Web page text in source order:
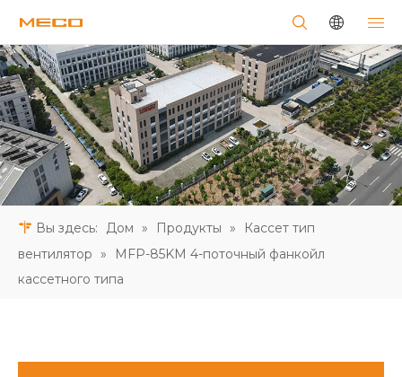
Вы здесь: Дом » Продукты »
Кассет тип
вентилятор »
MFP-85KM 4-поточный фанкойл
кассетного типа